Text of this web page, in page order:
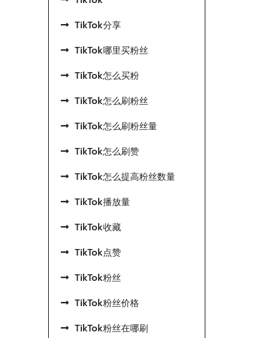
TikTok分享
TikTok哪里买粉丝
TikTok怎么买粉
TikTok怎么刷粉丝
TikTok怎么刷粉丝量
TikTok怎么刷赞
TikTok怎么提高粉丝数量
TikTok播放量
TikTok收藏
TikTok点赞
TikTok粉丝
TikTok粉丝价格
TikTok粉丝在哪刷